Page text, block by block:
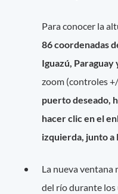
Para conocer la
86 coordenadas
Iguazú, Paraguay
zoom (controles
puerto deseado,
hacer clic en el
izquierda, junto a
La nueva ventana
del río durante